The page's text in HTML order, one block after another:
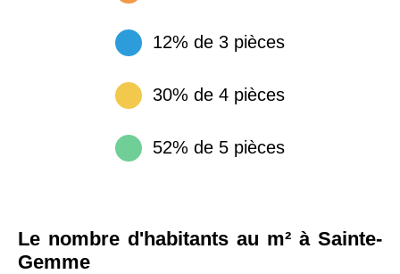
12% de 3 pièces
30% de 4 pièces
52% de 5 pièces
Le nombre d'habitants au m² à Sainte-
Gemme